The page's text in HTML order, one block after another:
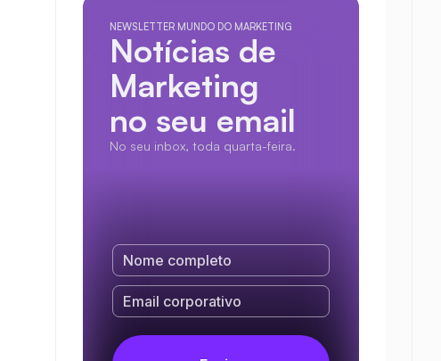
NEWSLETTER MUNDO DO MARKETING
Notícias de
Marketing
no seu email
No seu inbox, toda quarta-feira.